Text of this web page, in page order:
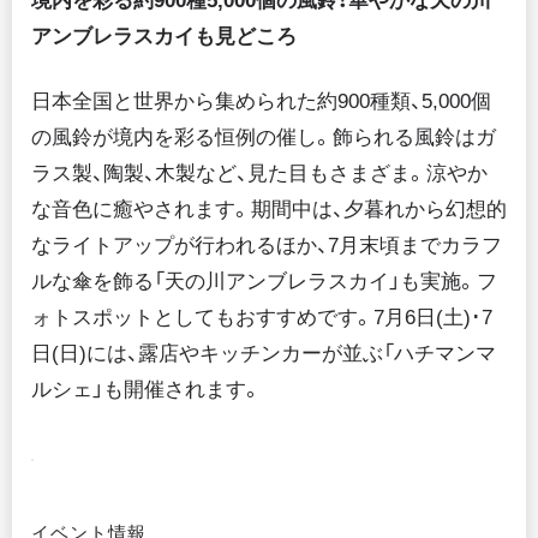
アンブレラスカイも見どころ
日本全国と世界から集められた約900種類、5,000個
の風鈴が境内を彩る恒例の催し。飾られる風鈴はガ
ラス製、陶製、木製など、見た目もさまざま。涼やか
な音色に癒やされます。期間中は、夕暮れから幻想的
なライトアップが行われるほか、7月末頃までカラフ
ルな傘を飾る「天の川アンブレラスカイ」も実施。フ
ォトスポットとしてもおすすめです。7月6日(土)･7
日(日)には、露店やキッチンカーが並ぶ「ハチマンマ
ルシェ」も開催されます。
イベント情報